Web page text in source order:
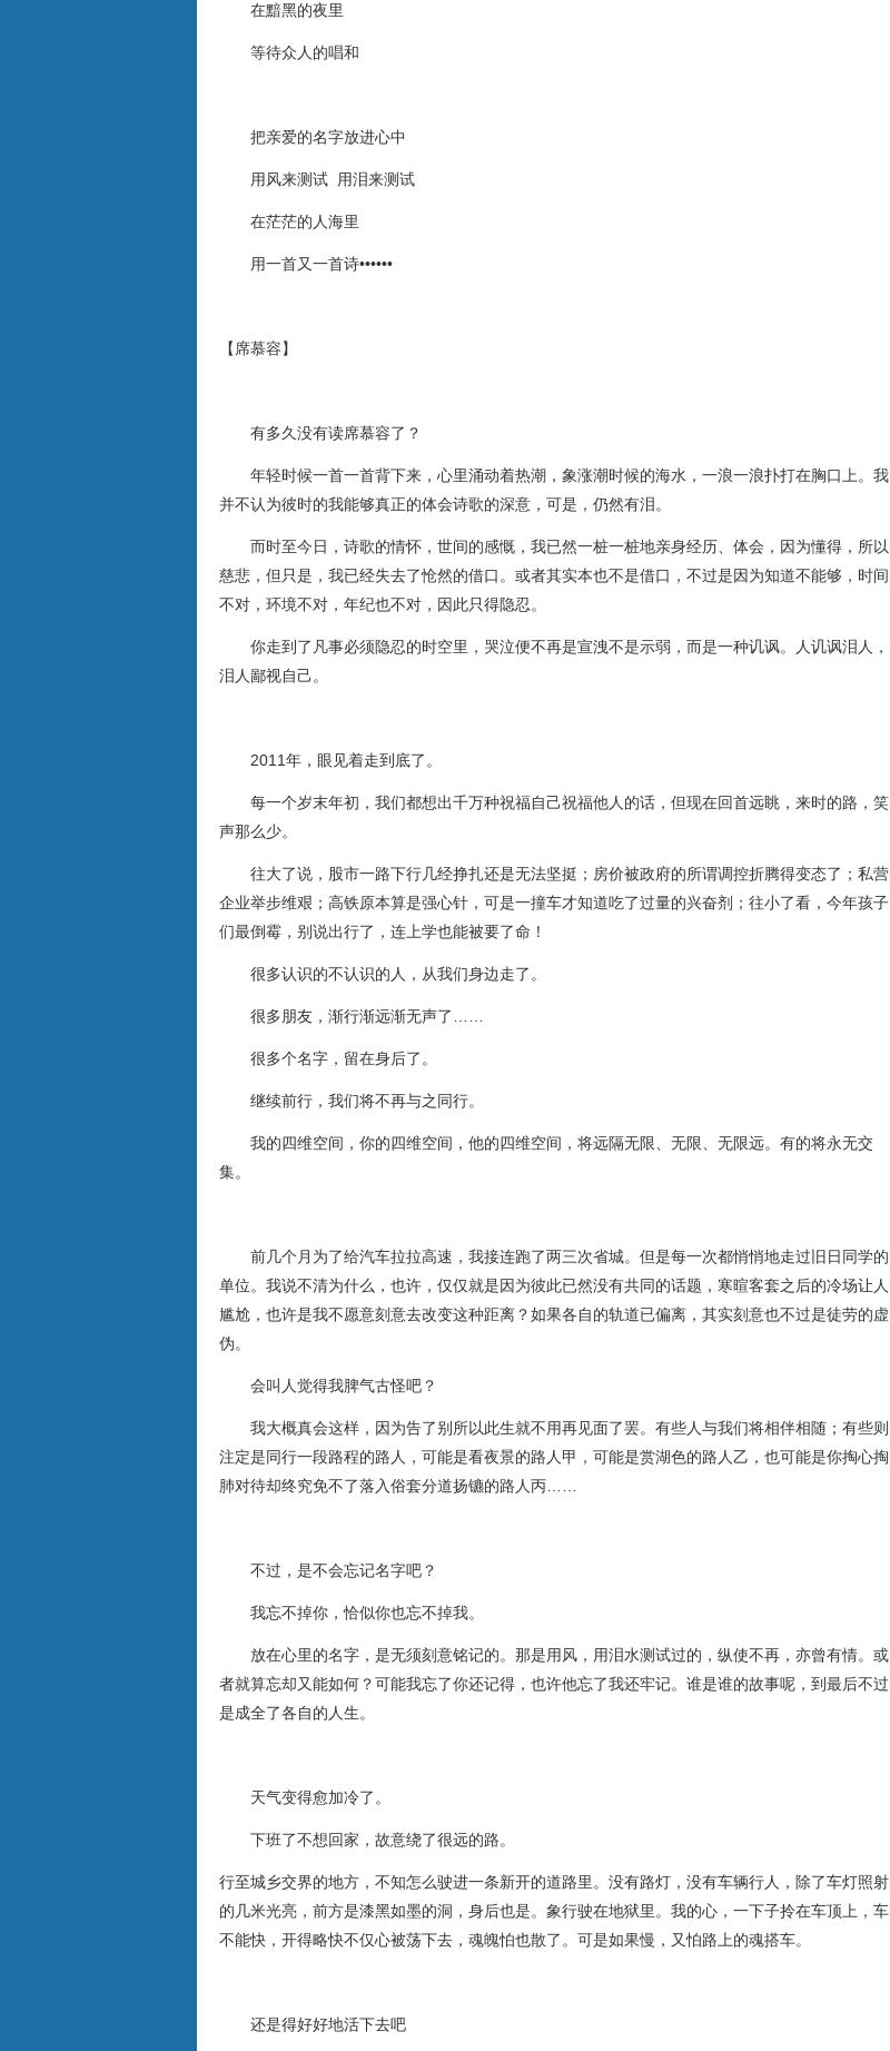
在黯黑的夜里
等待众人的唱和
把亲爱的名字放进心中
用风来测试 用泪来测试
在茫茫的人海里
用一首又一首诗••••••
【席慕容】
有多久没有读席慕容了？
年轻时候一首一首背下来，心里涌动着热潮，象涨潮时候的海水，一浪一浪扑打在胸口上。我
并不认为彼时的我能够真正的体会诗歌的深意，可是，仍然有泪。
而时至今日，诗歌的情怀，世间的感慨，我已然一桩一桩地亲身经历、体会，因为懂得，所以
慈悲，但只是，我已经失去了怆然的借口。或者其实本也不是借口，不过是因为知道不能够，时间
不对，环境不对，年纪也不对，因此只得隐忍。
你走到了凡事必须隐忍的时空里，哭泣便不再是宣洩不是示弱，而是一种讥讽。人讥讽泪人，
泪人鄙视自己。
2011年，眼见着走到底了。
每一个岁末年初，我们都想出千万种祝福自己祝福他人的话，但现在回首远眺，来时的路，笑
声那么少。
往大了说，股市一路下行几经挣扎还是无法坚挺；房价被政府的所谓调控折腾得变态了；私营
企业举步维艰；高铁原本算是强心针，可是一撞车才知道吃了过量的兴奋剂；往小了看，今年孩子
们最倒霉，别说出行了，连上学也能被要了命！
很多认识的不认识的人，从我们身边走了。
很多朋友，渐行渐远渐无声了……
很多个名字，留在身后了。
继续前行，我们将不再与之同行。
我的四维空间，你的四维空间，他的四维空间，将远隔无限、无限、无限远。有的将永无交
集。
前几个月为了给汽车拉拉高速，我接连跑了两三次省城。但是每一次都悄悄地走过旧日同学的
单位。我说不清为什么，也许，仅仅就是因为彼此已然没有共同的话题，寒暄客套之后的冷场让人
尴尬，也许是我不愿意刻意去改变这种距离？如果各自的轨道已偏离，其实刻意也不过是徒劳的虚
伪。
会叫人觉得我脾气古怪吧？
我大概真会这样，因为告了别所以此生就不用再见面了罢。有些人与我们将相伴相随；有些则
注定是同行一段路程的路人，可能是看夜景的路人甲，可能是赏湖色的路人乙，也可能是你掏心掏
肺对待却终究免不了落入俗套分道扬镳的路人丙……
不过，是不会忘记名字吧？
我忘不掉你，恰似你也忘不掉我。
放在心里的名字，是无须刻意铭记的。那是用风，用泪水测试过的，纵使不再，亦曾有情。或
者就算忘却又能如何？可能我忘了你还记得，也许他忘了我还牢记。谁是谁的故事呢，到最后不过
是成全了各自的人生。
天气变得愈加冷了。
下班了不想回家，故意绕了很远的路。
行至城乡交界的地方，不知怎么驶进一条新开的道路里。没有路灯，没有车辆行人，除了车灯照射
的几米光亮，前方是漆黑如墨的洞，身后也是。象行驶在地狱里。我的心，一下子拎在车顶上，车
不能快，开得略快不仅心被荡下去，魂魄怕也散了。可是如果慢，又怕路上的魂搭车。
还是得好好地活下去吧